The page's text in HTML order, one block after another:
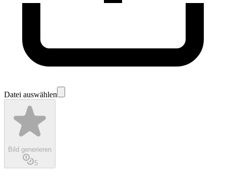
Datei auswählen
Bild generieren
5